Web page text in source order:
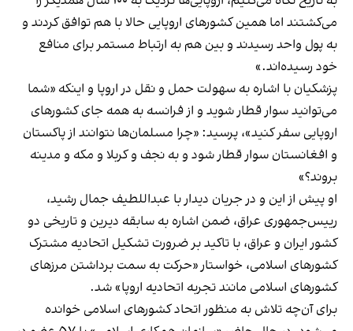
می‌کشتند اما همین کشور‌های اروپایی حالا با هم توافق کردند و
به پول واحد رسیدند و بین هم به ارتباط مستمر برای منافع
خود رسیده‌اند.»
پزشکیان با اشاره به سهولت حمل و نقل در اروپا و اینکه «شما
می‌توانید سوار قطار شوید و از فرانسه به همه جای کشور‌های
اروپایی سفر کنید»، پرسید: «چرا مسلمان‌ها نتوانند از پاکستان
و افغانستان سوار قطار شود و به نجف و کربلا و مکه و مدینه
بروند؟»
او پیش از این و در جریان دیدار با عبداللطیف جمال رشید،
رییس‌جمهوری عراق، ضمن اشاره به سابقه دیرین و تاریخی دو
کشور ایران و عراق، با تاکید بر ضرورت تشکیل اتحادیه مشترک
کشورهای اسلامی، خواستار «حرکت به سمت برداشتن مرزهای
کشورهای اسلامی مانند تجربه اتحادیه اروپا» شد.
برای آن‌چه تلاش به منظور اتحاد کشورهای اسلامی خوانده